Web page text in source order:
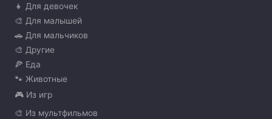
👧 Для девочек
🎨 Для малышей
🚗 Для мальчиков
🎨 Другие
🍕 Еда
🐾 Животные
🎮 Из игр
🎨 Из мультфильмов